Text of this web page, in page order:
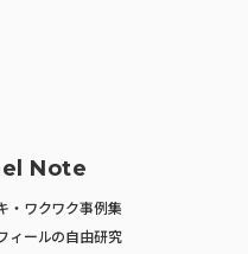
Note
・ワクワク事例集
ィールの自由研究